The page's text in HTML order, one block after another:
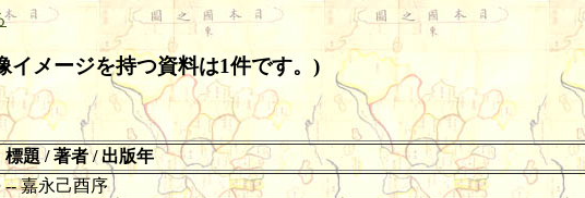
イメージを持つ資料は1件です。)
標題 / 著者 / 出版年
-- 嘉永己酉序